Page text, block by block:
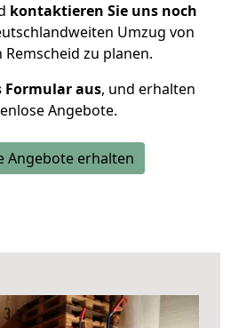
kontaktieren Sie uns noch
Umzug von
Remscheid zu planen.
Formular aus, und erhalten
Angebote.
Angebote erhalten